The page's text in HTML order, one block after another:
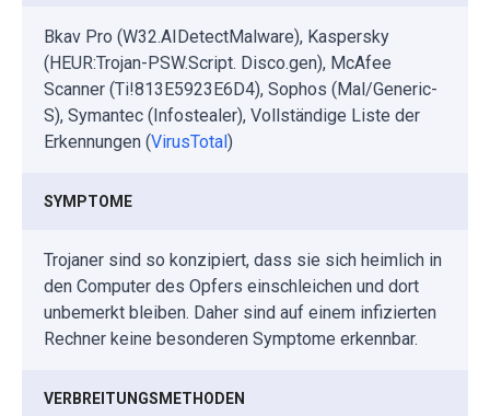
Bkav Pro (W32.AIDetectMalware), Kaspersky
(HEUR:Trojan-PSW.Script. Disco.gen), McAfee
Scanner (Ti!813E5923E6D4), Sophos (Mal/Generic-
S), Symantec (Infostealer), Vollständige Liste der
Erkennungen (VirusTotal)
SYMPTOME
Trojaner sind so konzipiert, dass sie sich heimlich in
den Computer des Opfers einschleichen und dort
unbemerkt bleiben. Daher sind auf einem infizierten
Rechner keine besonderen Symptome erkennbar.
VERBREITUNGSMETHODEN